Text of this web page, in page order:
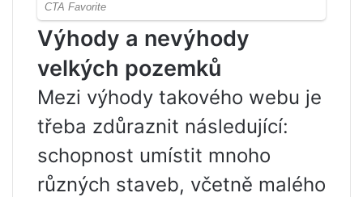
Výhody a nevýhody
velkých pozemků
Mezi výhody takového webu je
třeba zdůraznit následující:
schopnost umístit mnoho
různých staveb, včetně malého